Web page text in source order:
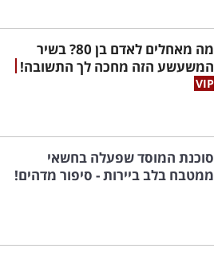
מה מאחלים לאדם בן 80? בשיר
המשעשע הזה מחכה לך התשובה!
סוכנת המוסד שפעלה בחשאי
ממטבח בלב ביירות - סיפור מדהים!